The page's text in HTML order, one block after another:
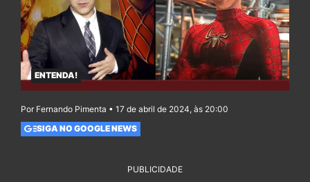
ENTENDA!
Por Fernando Pimenta • 17 de abril de 2024, às 20:00
SIGA NO GOOGLE NEWS
PUBLICIDADE